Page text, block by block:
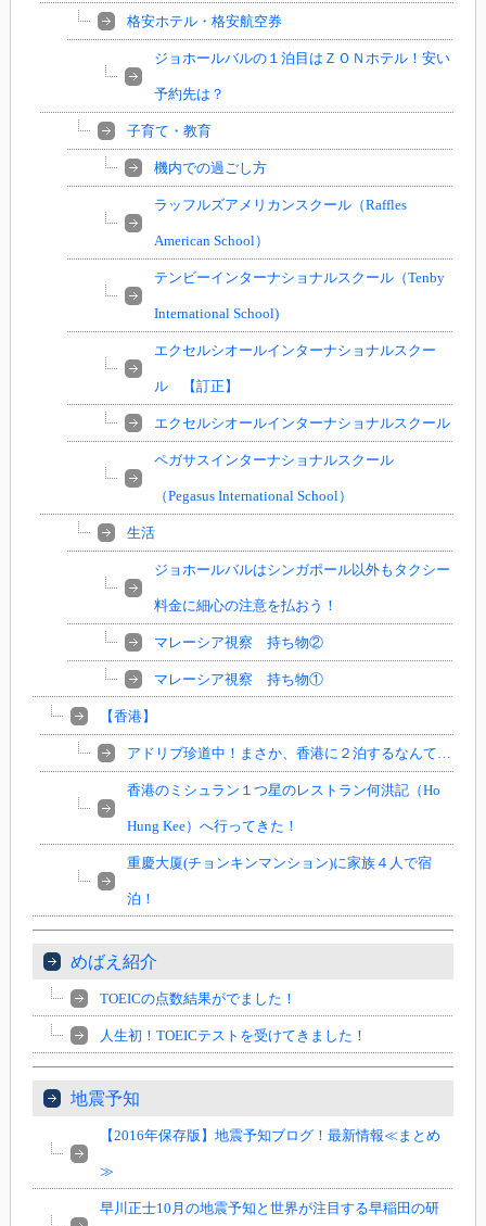
格安ホテル・格安航空券
ジョホールバルの１泊目はＺＯＮホテル！安い
予約先は？
子育て・教育
機内での過ごし方
ラッフルズアメリカンスクール（Raffles
American School）
テンビーインターナショナルスクール（Tenby
International School)
エクセルシオールインターナショナルスクー
ル 【訂正】
エクセルシオールインターナショナルスクール
ペガサスインターナショナルスクール
（Pegasus International School）
生活
ジョホールバルはシンガポール以外もタクシー
料金に細心の注意を払おう！
マレーシア視察 持ち物②
マレーシア視察 持ち物①
【香港】
アドリブ珍道中！まさか、香港に２泊するなんて…
香港のミシュラン１つ星のレストラン何洪記（Ho
Hung Kee）へ行ってきた！
重慶大厦(チョンキンマンション)に家族４人で宿
泊！
めばえ紹介
TOEICの点数結果がでました！
人生初！TOEICテストを受けてきました！
地震予知
【2016年保存版】地震予知ブログ！最新情報≪まとめ
≫
早川正士10月の地震予知と世界が注目する早稲田の研